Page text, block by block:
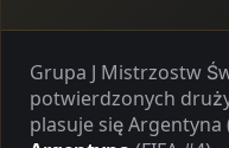
Grupa J Mistrzostw
potwierdzonych
plasuje się Argentyna